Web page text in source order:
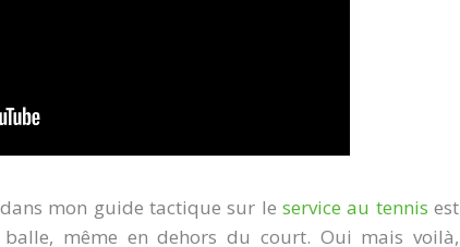
mon guide tactique sur le service au tennis est
même en dehors du court. Oui mais voilà,